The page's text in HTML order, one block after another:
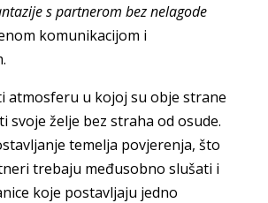
s partnerom bez nelagode
komunikacijom i
atmosferu u kojoj su obje strane
svoje želje bez straha od osude.
temelja povjerenja, što
trebaju međusobno slušati i
koje postavljaju jedno